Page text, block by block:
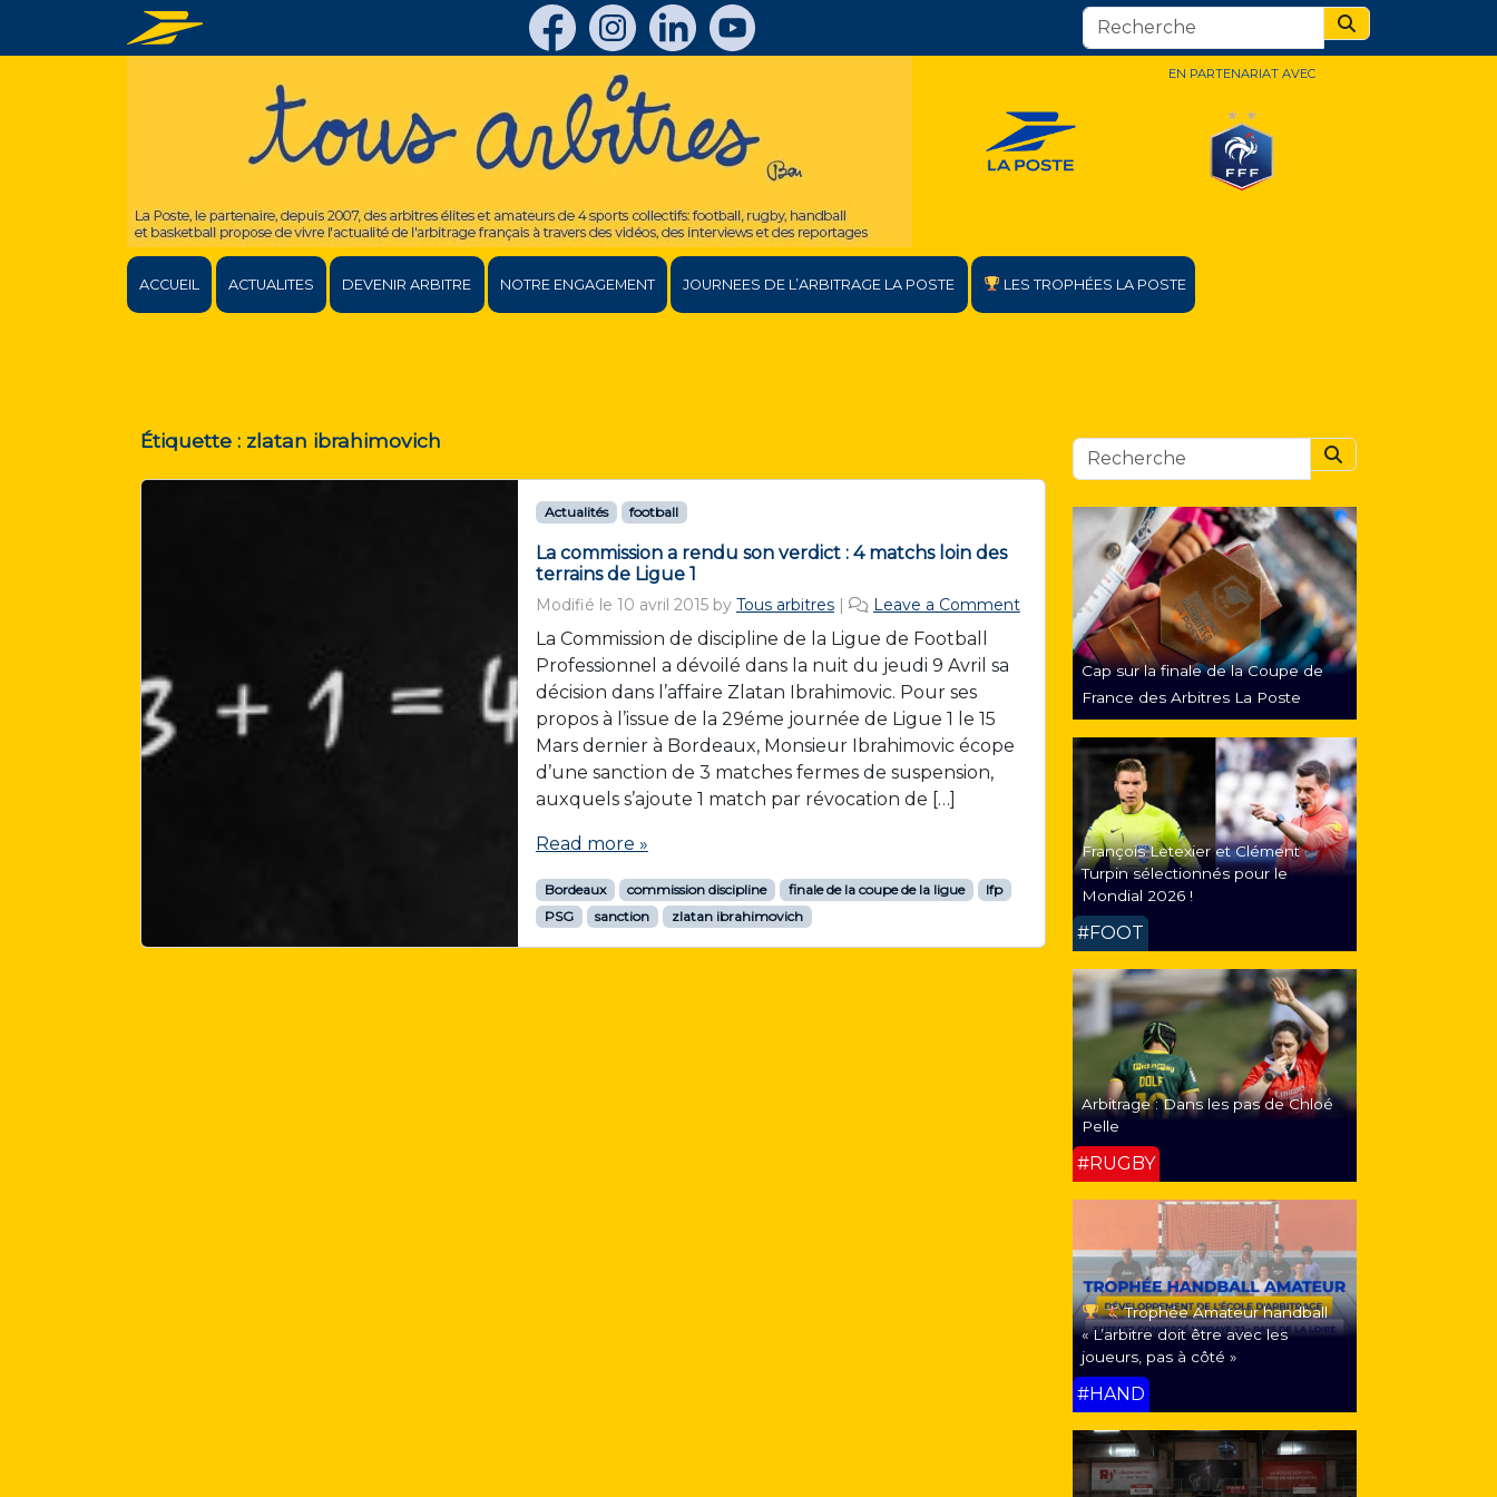
Search
EN PARTENARIAT AVEC
ACCUEIL ACTUALITES DEVENIR ARBITRE NOTRE ENGAGEMENT JOURNEES DE L’ARBITRAGE LA POSTE LES TROPHÉES LA POSTE
Étiquette : zlatan ibrahimovich
Actualités football
La commission a rendu son verdict : 4 matchs loin des
terrains de Ligue 1
Modifié le 10 avril 2015by Tous arbitres | Leave a Comment
La Commission de discipline de la Ligue de Football
Professionnel a dévoilé dans la nuit du jeudi 9 Avril sa
décision dans l’affaire Zlatan Ibrahimovic. Pour ses
propos à l’issue de la 29éme journée de Ligue 1 le 15
Mars dernier à Bordeaux, Monsieur Ibrahimovic écope
d’une sanction de 3 matches fermes de suspension,
auxquels s’ajoute 1 match par révocation de […]
Read more »
Bordeaux commission discipline finale de la coupe de la ligue
lfp
PSG
sanction zlatan ibrahimovich
Search
Cap sur la finale de la Coupe de
France des Arbitres La Poste
François Letexier et Clément
Turpin sélectionnés pour le
Mondial 2026 !
#FOOT
Arbitrage : Dans les pas de Chloé
Pelle
#RUGBY
Trophée Amateur handball
« L’arbitre doit être avec les
joueurs, pas à côté »
#HAND